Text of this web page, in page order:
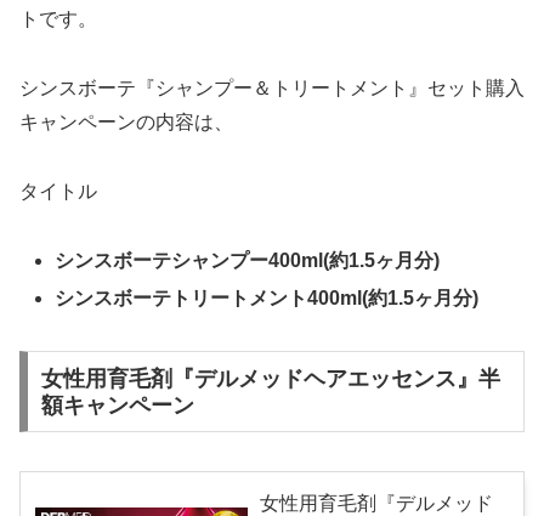
トです。
シンスボーテ『シャンプー＆トリートメント』セット購入
キャンペーンの内容は、
タイトル
シンスボーテシャンプー400ml(約1.5ヶ月分)
シンスボーテトリートメント400ml(約1.5ヶ月分)
女性用育毛剤『デルメッドヘアエッセンス』半
額キャンペーン
女性用育毛剤『デルメッド